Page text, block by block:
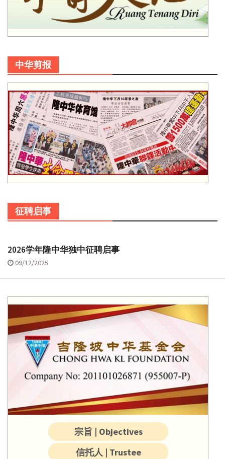
中华剪报
征聘启事
2026学年隆中华独中征聘启事
09/12/2025
宗旨 | Objectives
信托人 | Trustee